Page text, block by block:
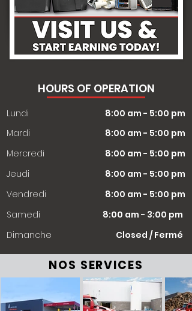
HOURS OF OPERATION
Lundi
8:00 am - 5:00 pm
Mardi
8:00 am - 5:00 pm
Mercredi
8:00 am - 5:00 pm
Jeudi
8:00 am - 5:00 pm
Vendredi
8:00 am - 5:00 pm
Samedi
8:00 am - 3:00 pm
​Dimanche
Closed / Fermé
NOS SERVICES